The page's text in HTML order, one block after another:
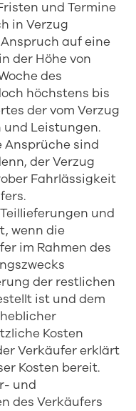
und Termine
in Verzug
auf eine
der Höhe von
des
höchstens bis
der vom Verzug
Leistungen.
Ansprüche sind
der Verzug
Fahrlässigkeit
und
wenn die
im Rahmen des
der restlichen
ist und dem
Kosten
Verkäufer erklärt
Kosten bereit.
und
des Verkäufers